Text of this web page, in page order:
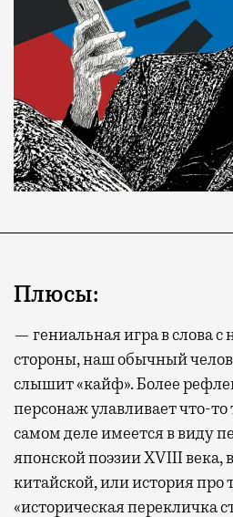
Плюсы:
— гениальная игра в слова
стороны, наш обычный
слышит «кайф». Более
персонаж улавливает что-
самом деле имеется в виду
японской поэзии XVIII века,
китайской, или история про
«историческая перекличка